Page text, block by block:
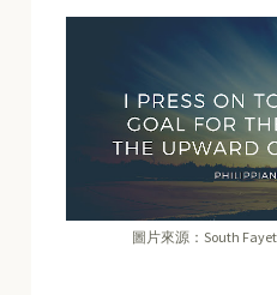
圖片來源：South